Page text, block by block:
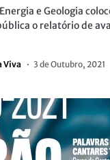
e Geologia
o relatório de
Viva 3 de Outubro, 2021